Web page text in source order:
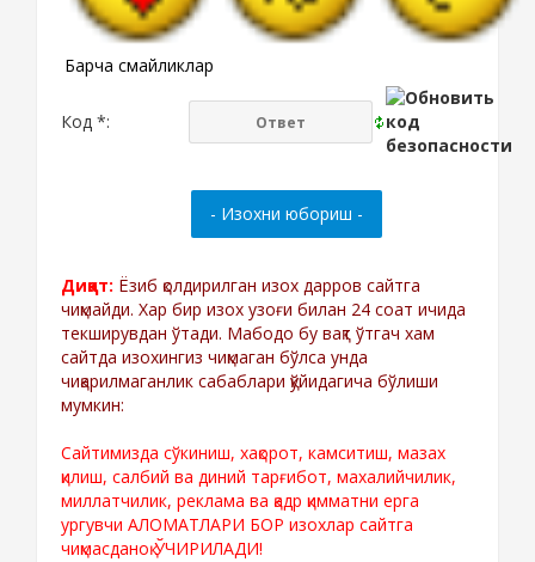
Барча смайликлар
Код *:
Диққат: Ёзиб қолдирилган изох дарров сайтга
чиқмайди. Хар бир изох узоғи билан 24 соат ичида
текширувдан ўтади. Мабодо бу вақт ўтгач хам
сайтда изохингиз чиқмаган бўлса унда
чиқарилмаганлик сабаблари қўйидагича бўлиши
мумкин:
Сайтимизда сўкиниш, хақорот, камситиш, мазах
қилиш, салбий ва диний тарғибот, махалийчилик,
миллатчилик, реклама ва қадр қимматни ерга
ургувчи АЛОМАТЛАРИ БОР изохлар сайтга
чиқмасданоқ ЎЧИРИЛАДИ!